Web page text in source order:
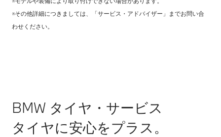
※その他詳細につきましては、「サービス・アドバイザー」までお問い合
わせください。
BMW タイヤ・サービス
タイヤに安心をプラス。